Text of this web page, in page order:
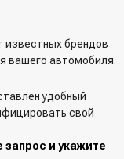
известных брендов
вашего автомобиля.
удобный
свой
запрос и укажите